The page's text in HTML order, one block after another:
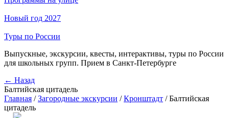
Новый год 2027
Туры по России
Выпускные, экскурсии, квесты, интерактивы, туры по России
для школьных групп. Прием в Санкт-Петербурге
← Назад
Балтийская цитадель
Главная / Загородные экскурсии / Кронштадт / Балтийская
цитадель